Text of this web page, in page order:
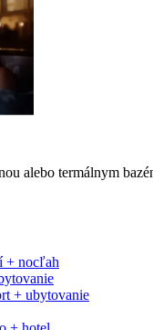
alebo termálnym
+ nocľah
+ ubytovanie